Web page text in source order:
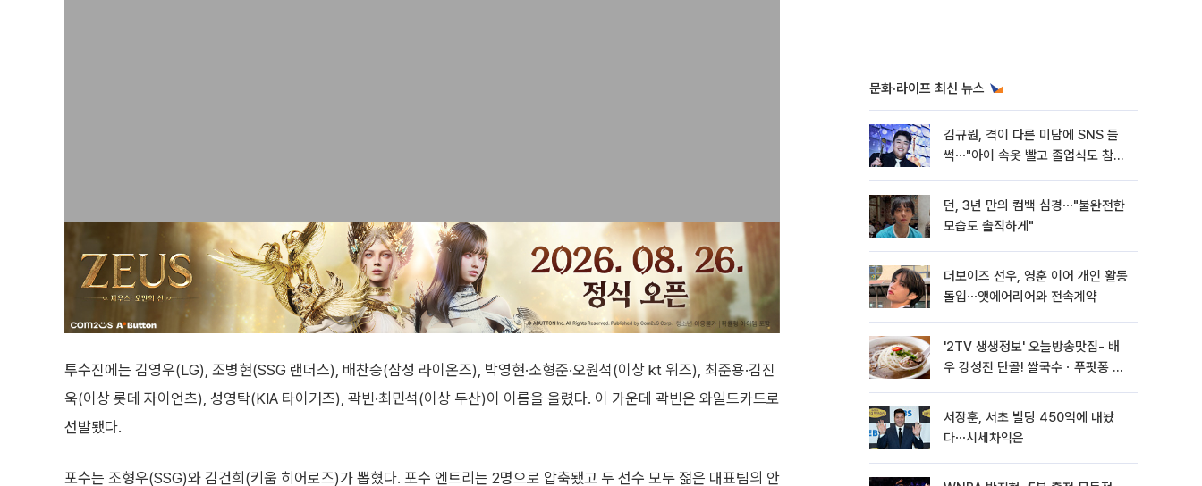
투수진에는 김영우(LG), 조병현(SSG 랜더스), 배찬승(삼성 라이온즈), 박영현·소형준·오원석(이상 kt 위즈), 최준용·김진
욱(이상 롯데 자이언츠), 성영탁(KIA 타이거즈), 곽빈·최민석(이상 두산)이 이름을 올렸다. 이 가운데 곽빈은 와일드카드로
선발됐다.
포수는 조형우(SSG)와 김건희(키움 히어로즈)가 뽑혔다. 포수 엔트리는 2명으로 압축됐고 두 선수 모두 젊은 대표팀의 안
문화·라이프 최신 뉴스
김규원, 격이 다른 미담에 SNS 들
썩⋯"아이 속옷 빨고 졸업식도 참
던, 3년 만의 컴백 심경⋯"불완전한
모습도 솔직하게"
더보이즈 선우, 영훈 이어 개인 활동
돌입⋯앳에어리어와 전속계약
'2TV 생생정보' 오늘방송맛집- 배
우 강성진 단골! 쌀국수ㆍ푸팟퐁 커
서장훈, 서초 빌딩 450억에 내놨
다⋯시세차익은